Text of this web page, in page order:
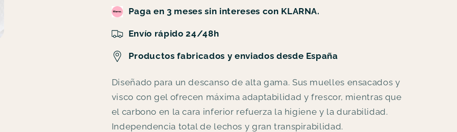
Paga en 3 meses sin intereses con KLARNA.
Envío rápido 24/48h
Productos fabricados y enviados desde España
Diseñado para un descanso de alta gama. Sus muelles ensacados y
visco con gel ofrecen máxima adaptabilidad y frescor, mientras que
el carbono en la cara inferior refuerza la higiene y la durabilidad.
Independencia total de lechos y gran transpirabilidad.